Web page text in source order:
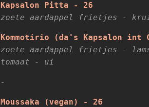
Kapsalon Pitta - 26
zoete aardappel frietjes -
Kommotirio (da's Kapsalon int
zoete aardappel frietjes -
tomaat - ui
-
Moussaka (vegan) - 26